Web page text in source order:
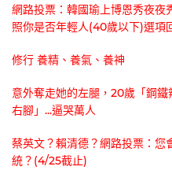
網路投票：韓國瑜上博恩秀夜夜
照你是否年輕人(40歲以下)選項
修行 養精、養氣、養神
意外奪走她的左腿，20歲「鋼
右腳」...逼哭萬人
蔡英文？賴清德？網路投票：
統？(4/25截止)